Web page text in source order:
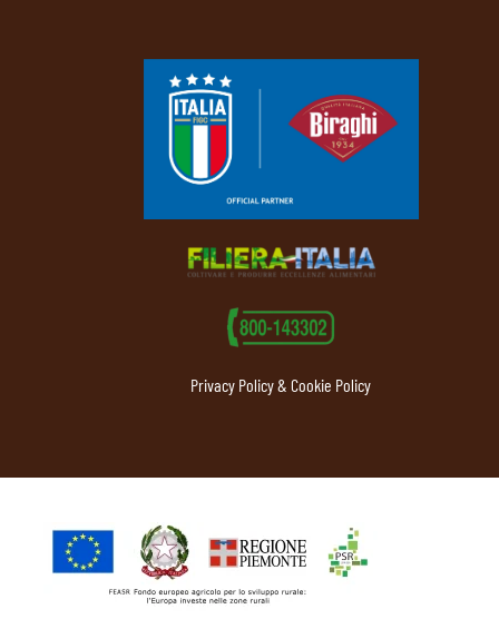
Privacy Policy & Cookie Policy